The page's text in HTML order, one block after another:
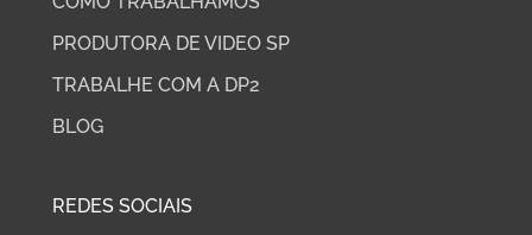
PRODUTORA DE VIDEO SP
TRABALHE COM A DP2
BLOG
REDES SOCIAIS